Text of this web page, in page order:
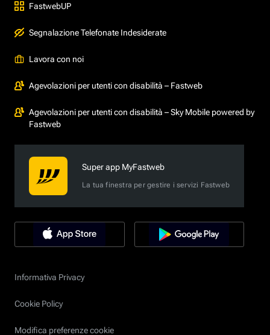
FastwebUP
Segnalazione Telefonate Indesiderate
Lavora con noi
Agevolazioni per utenti con disabilità – Fastweb
Agevolazioni per utenti con disabilità – Sky Mobile powered by
Fastweb
Super app MyFastweb
La tua finestra per gestire i servizi Fastweb
Informativa Privacy
Cookie Policy
Modifica preferenze cookie